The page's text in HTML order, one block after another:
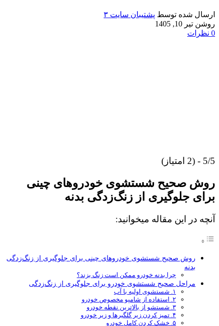
ارسال شده توسط پشتیبان سایت ۳
روشن تیر 10, 1405
0 نظرات
5/5 - (2 امتیاز)
روش صحیح شستشوی خودروهای چینی
برای جلوگیری از زنگ‌زدگی بدنه
آنچه در این مقاله میخوانید:
روش صحیح شستشوی خودروهای چینی برای جلوگیری از زنگ‌زدگی
بدنه
چرا بدنه خودرو ممکن است زنگ بزند؟
مراحل صحیح شستشوی خودرو برای جلوگیری از زنگ‌زدگی
۱. شستشوی اولیه با آب
۲. استفاده از شامپو مخصوص خودرو
۳. شستشو از بالاترین نقطه خودرو
۴. تمیز کردن زیر گلگیرها و زیر خودرو
۵. خشک کردن کامل خودرو